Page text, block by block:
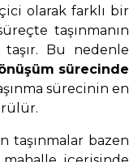
olarak farklı bir
taşınmanın
Bu nedenle
sürecinde
sürecinin en
taşınmalar bazen